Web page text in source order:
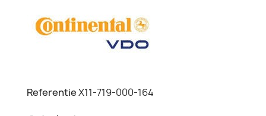
ReferentieX11-719-000-164